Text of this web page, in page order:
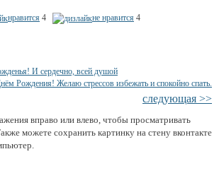
нравится 4 не нравится 4
следующая >>
вправо или влево, чтобы просматривать
можете сохранить картинку на стену вконтакте